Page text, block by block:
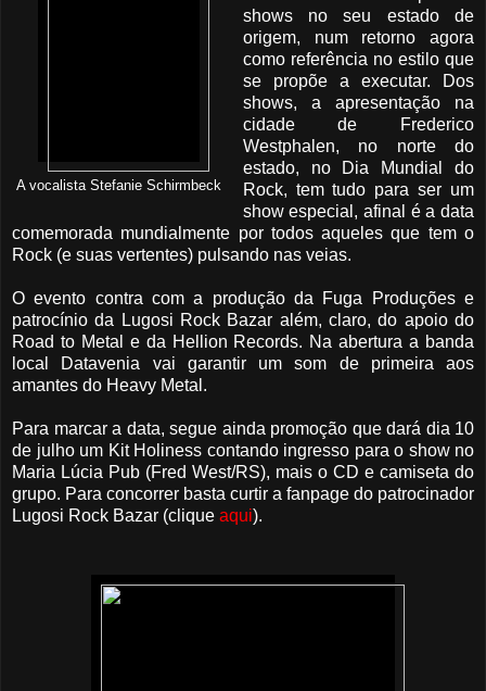
A vocalista Stefanie Schirmbeck
shows no seu estado de
origem, num retorno agora
como referência no estilo que
se propõe a executar. Dos
shows, a apresentação na
cidade de Frederico
Westphalen, no norte do
estado, no Dia Mundial do
Rock, tem tudo para ser um
show especial, afinal é a data
comemorada mundialmente por todos aqueles que tem o
Rock (e suas vertentes) pulsando nas veias.
O evento contra com a produção da Fuga Produções e
patrocínio da Lugosi Rock Bazar além, claro, do apoio do
Road to Metal e da Hellion Records. Na abertura a banda
local Datavenia vai garantir um som de primeira aos
amantes do Heavy Metal.
Para marcar a data, segue ainda promoção que dará dia 10
de julho um Kit Holiness contando ingresso para o show no
Maria Lúcia Pub (Fred West/RS), mais o CD e camiseta do
grupo. Para concorrer basta curtir a fanpage do patrocinador
Lugosi Rock Bazar (clique aqui).